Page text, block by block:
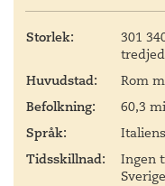
Storlek:
301
Huvudstad:
Rom
Befolkning:
60,3
Språk:
Tidsskillnad:
Ingen